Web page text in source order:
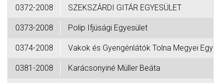
0372-2008 SZEKSZÁRDI GITÁR EGYESÜLET
0373-2008 Polip Ifjúsági Egyesület
0374-2008 Vakok és Gyengénlátók Tolna Megyei Egye-
0381-2008 Karácsonyiné Müller Beáta